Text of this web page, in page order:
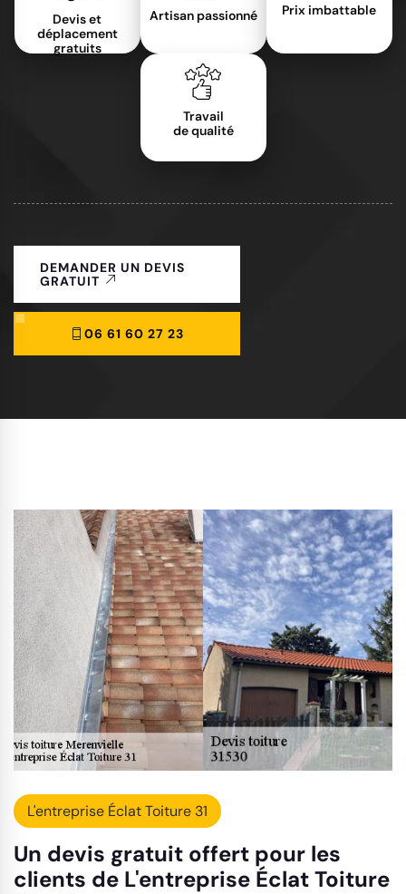
Devis et
déplacement
gratuits
Artisan passionné Prix imbattable
Travail
de qualité
DEMANDER UN DEVIS
GRATUIT
06 61 60 27 23
L'entreprise Éclat Toiture 31
Un devis gratuit offert pour les
clients de L'entreprise Éclat Toiture